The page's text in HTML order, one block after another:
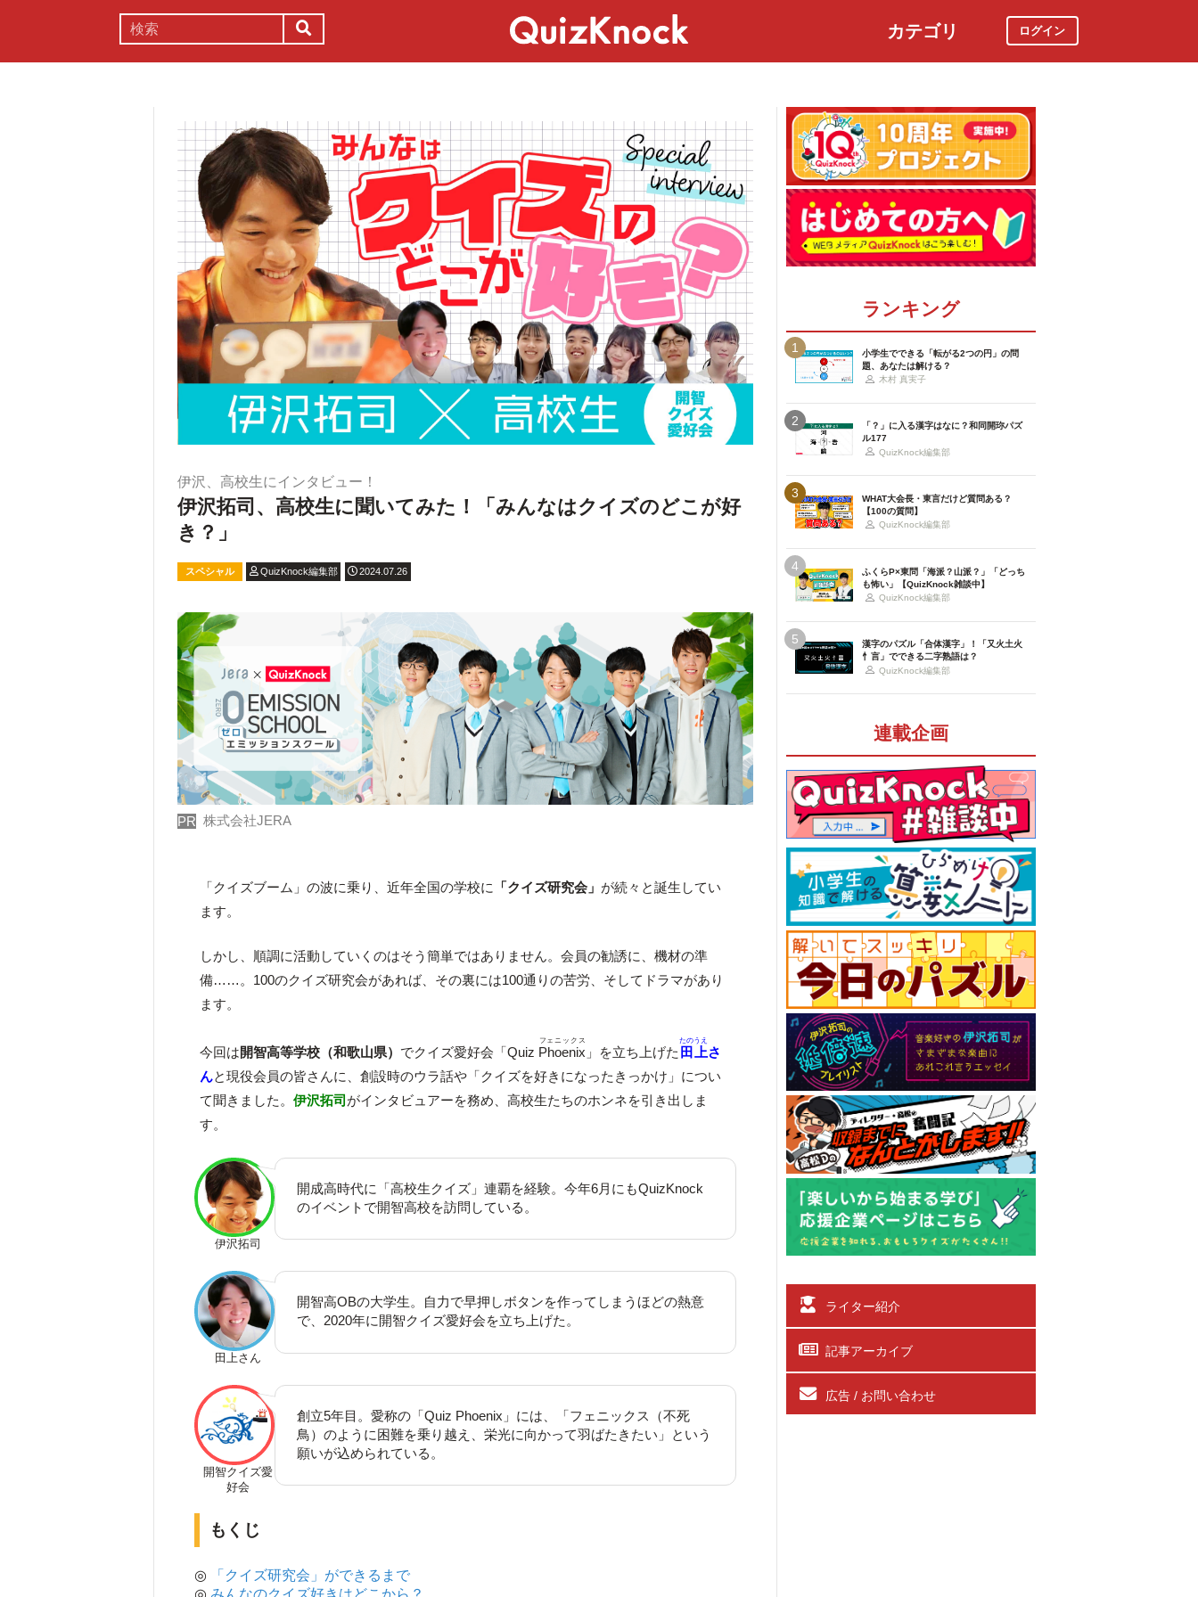
カテゴリ ログイン
伊沢、高校生にインタビュー！
伊沢拓司、高校生に聞いてみた！「みんなはクイズのどこが好
き？」
スペシャル QuizKnock編集部 2024.07.26
PR 株式会社JERA
「クイズブーム」の波に乗り、近年全国の学校に 「クイズ研究会」 が続々と誕生してい
ます。
しかし、順調に活動していくのはそう簡単ではありません。会員の勧誘に、機材の準
備……。100のクイズ研究会があれば、その裏には100通りの苦労、そしてドラマがあり
ます。
今回は開智高等学校（和歌山県） でクイズ愛好会「Quiz Phoenix
フェニックス
」を立ち上げた 田上
たのうえ
さ
んと現役会員の皆さんに、創設時のウラ話や「クイズを好きになったきっかけ」につい
て聞きました。伊沢拓司 がインタビュアーを務め、高校生たちのホンネを引き出しま
す。
伊沢拓司
開成高時代に「高校生クイズ」連覇を経験。今年6月にもQuizKnock
のイベントで開智高校を訪問している。
田上さん
開智高OBの大学生。自力で早押しボタンを作ってしまうほどの熱意
で、2020年に開智クイズ愛好会を立ち上げた。
開智クイズ愛
好会
創立5年目。愛称の「Quiz Phoenix」には、「フェニックス（不死
鳥）のように困難を乗り越え、栄光に向かって羽ばたきたい」という
願いが込められている。
もくじ
◎
「クイズ研究会」ができるまで
◎ みんなのクイズ好きはどこから？
ランキング
1
小学生でできる「転がる2つの円」の問
題、あなたは解ける？
木村 真実子
2
「？」に入る漢字はなに？和同開珎パズ
ル177
QuizKnock編集部
3
WHAT大会長・東言だけど質問ある？
【100の質問】
QuizKnock編集部
4
ふくらP×東問「海派？山派？」「どっち
も怖い」【QuizKnock雑談中】
QuizKnock編集部
5
漢字のパズル「合体漢字」！「又火土火
忄言」でできる二字熟語は？
QuizKnock編集部
連載企画
ライター紹介
記事アーカイブ
広告 / お問い合わせ